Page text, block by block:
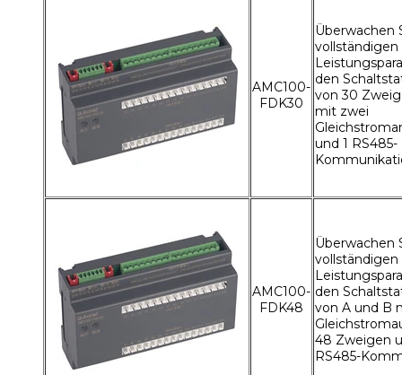
AMC100-
FDK30
Überwachen
vollständigen
den
von 30
mit zwei
und 1 RS485-
AMC100-
FDK48
Überwachen
vollständigen
den
von A und B
48 Zweigen
RS485-